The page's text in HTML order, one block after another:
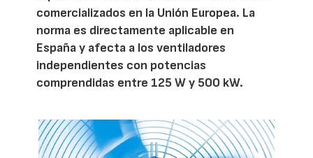
comercializados en la Unión Europea. La
norma es directamente aplicable en
España y afecta a los ventiladores
independientes con potencias
comprendidas entre 125 W y 500 kW.